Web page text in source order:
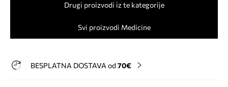
Drugi proizvodi iz te kategorije
Svi proizvodi Medicine
BESPLATNA DOSTAVA od 70€